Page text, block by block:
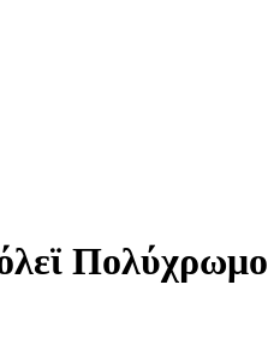
Πολύχρωμο